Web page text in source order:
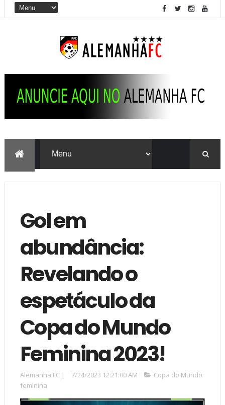
Gol em
abundância:
Revelando o
espetáculo da
Copa do Mundo
Feminina 2023!
Alemanha FC | 7/24/2023 12:21:00 AM
Copa do Mundo
feminina